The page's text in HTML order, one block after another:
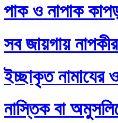
পাক ও নাপাক
সব জায়গায়
ইচ্ছাকৃত নামাযের
নাস্তিক বা